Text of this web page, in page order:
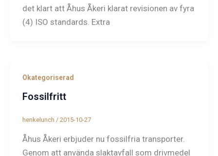
det klart att Åhus Åkeri klarat revisionen av fyra
(4) ISO standards. Extra
Okategoriserad
Fossilfritt
henkelunch / 2015-10-27
Åhus Åkeri erbjuder nu fossilfria transporter.
Genom att använda slaktavfall som drivmedel